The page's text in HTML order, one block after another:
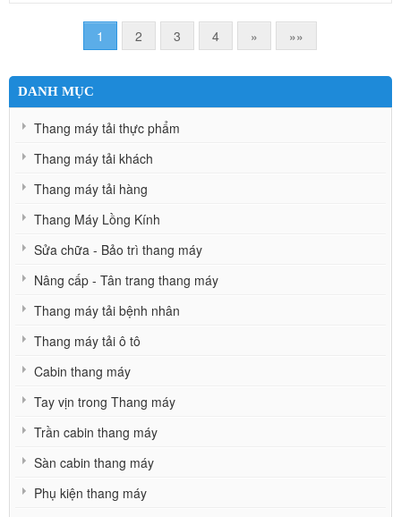
1 2 3 4 » »»
DANH MỤC
Thang máy tải thực phẩm
Thang máy tải khách
Thang máy tải hàng
Thang Máy Lồng Kính
Sửa chữa - Bảo trì thang máy
Nâng cấp - Tân trang thang máy
Thang máy tải bệnh nhân
Thang máy tải ô tô
Cabin thang máy
Tay vịn trong Thang máy
Trần cabin thang máy
Sàn cabin thang máy
Phụ kiện thang máy